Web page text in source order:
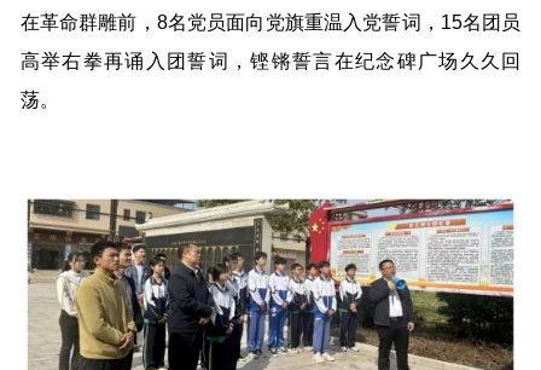
在革命群雕前，8名党员面向党旗重温入党誓词，15名团员
高举右拳再诵入团誓词，铿锵誓言在纪念碑广场久久回
荡。